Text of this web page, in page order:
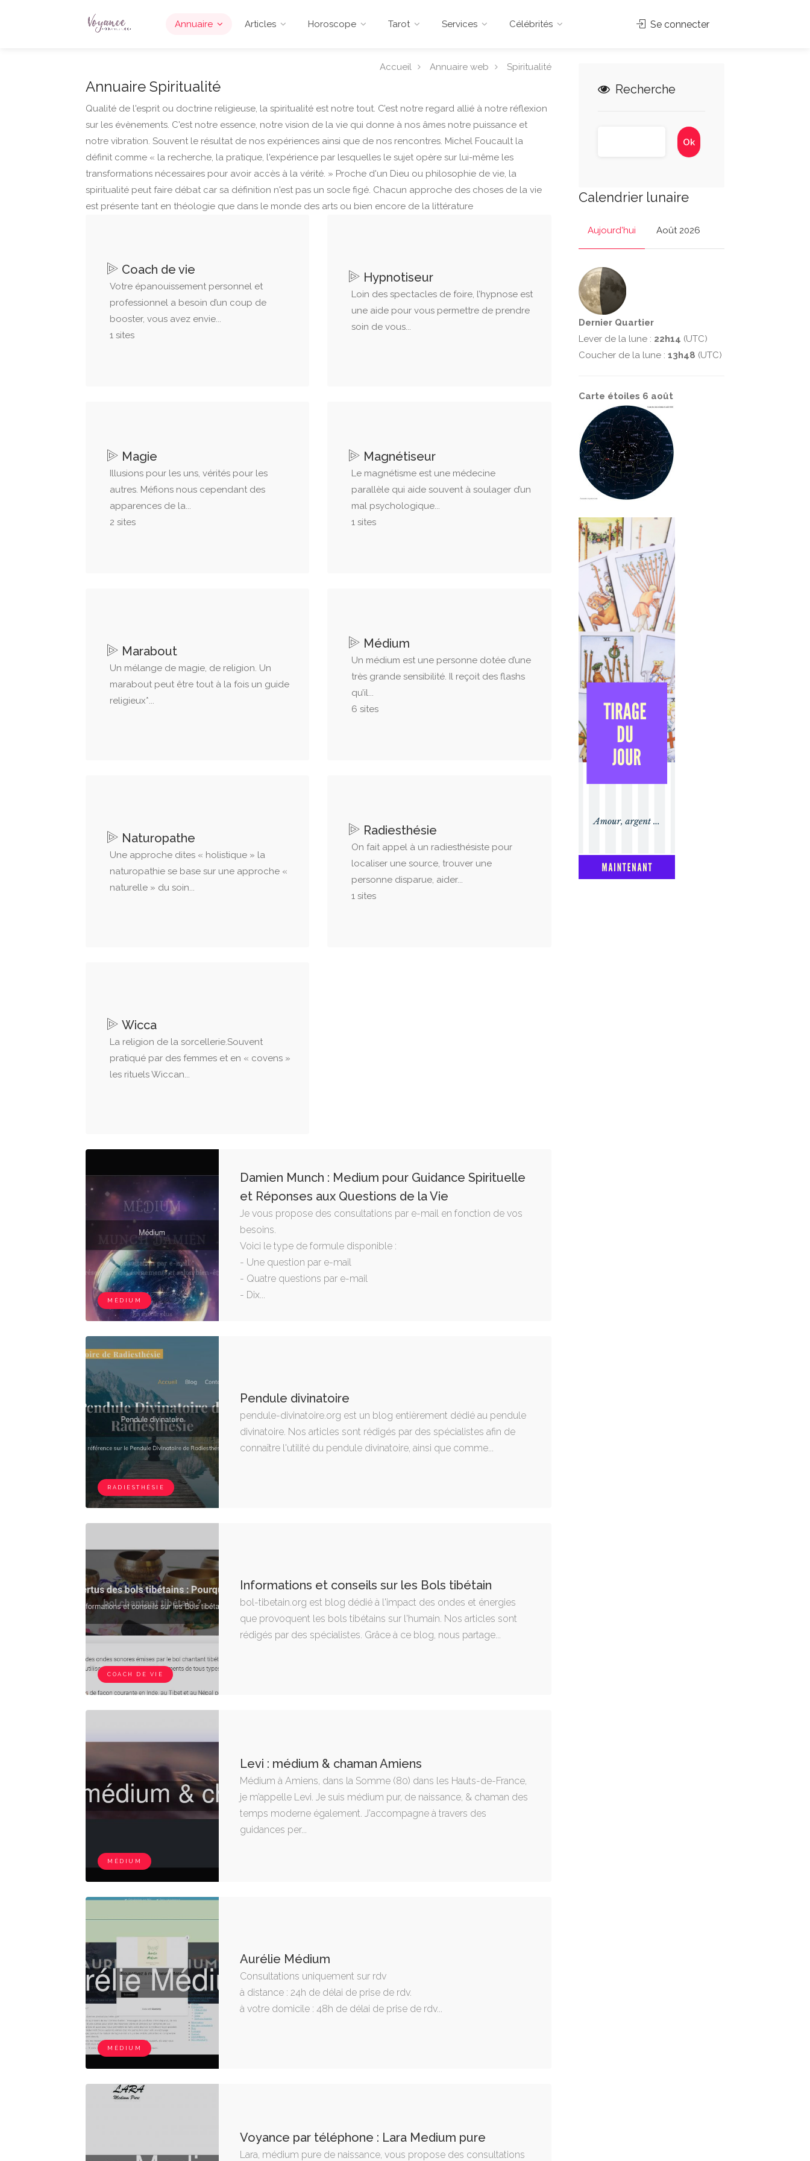
Annuaire Articles Horoscope Tarot Services Célébrités Se connecter
Accueil Annuaire web Spiritualité
Annuaire Spiritualité
Qualité de l'esprit ou doctrine religieuse, la spiritualité est notre tout. C’est notre regard allié à notre réflexion
sur les évènements. C'est notre essence, notre vision de la vie qui donne à nos âmes notre puissance et
notre vibration. Souvent le résultat de nos expériences ainsi que de nos rencontres. Michel Foucault la
définit comme « la recherche, la pratique, l'expérience par lesquelles le sujet opère sur lui-même les
transformations nécessaires pour avoir accès à la vérité. » Proche d'un Dieu ou philosophie de vie, la
spiritualité peut faire débat car sa définition n'est pas un socle figé. Chacun approche des choses de la vie
est présente tant en théologie que dans le monde des arts ou bien encore de la littérature
Coach de vie
Votre épanouissement personnel et
professionnel a besoin d’un coup de
booster, vous avez envie...
1 sites
Hypnotiseur
Loin des spectacles de foire, l’hypnose est
une aide pour vous permettre de prendre
soin de vous...
Magie
Illusions pour les uns, vérités pour les
autres. Méfions nous cependant des
apparences de la...
2 sites
Magnétiseur
Le magnétisme est une médecine
parallèle qui aide souvent à soulager d’un
mal psychologique...
1 sites
Marabout
Un mélange de magie, de religion. Un
marabout peut être tout à la fois un guide
religieux*...
Médium
Un médium est une personne dotée d’une
très grande sensibilité. Il reçoit des flashs
qu’il...
6 sites
Naturopathe
Une approche dites « holistique » la
naturopathie se base sur une approche «
naturelle » du soin...
Radiesthésie
On fait appel à un radiesthésiste pour
localiser une source, trouver une
personne disparue, aider...
1 sites
Wicca
La religion de la sorcellerie.Souvent
pratiqué par des femmes et en « covens »
les rituels Wiccan...
MÉDIUM
Damien Munch : Medium pour Guidance Spirituelle
et Réponses aux Questions de la Vie
Je vous propose des consultations par e-mail en fonction de vos
besoins.
Voici le type de formule disponible :
- Une question par e-mail
- Quatre questions par e-mail
- Dix...
RADIESTHÉSIE
Pendule divinatoire
pendule-divinatoire.org est un blog entièrement dédié au pendule
divinatoire. Nos articles sont rédigés par des spécialistes afin de
connaître l'utilité du pendule divinatoire, ainsi que comme...
COACH DE VIE
Informations et conseils sur les Bols tibétain
bol-tibetain.org est blog dédié à l'impact des ondes et énergies
que provoquent les bols tibétains sur l'humain. Nos articles sont
rédigés par des spécialistes. Grâce à ce blog, nous partage...
MÉDIUM
Levi : médium & chaman Amiens
Médium à Amiens, dans la Somme (80) dans les Hauts-de-France,
je m’appelle Levi. Je suis médium pur, de naissance, & chaman des
temps moderne également. J'accompagne à travers des
guidances per...
MÉDIUM
Aurélie Médium
Consultations uniquement sur rdv
à distance : 24h de délai de prise de rdv.
à votre domicile : 48h de délai de prise de rdv...
Voyance par téléphone : Lara Medium pure
Lara, médium pure de naissance, vous propose des consultations
Recherche
Calendrier lunaire
Aujourd'hui Août 2026
Dernier Quartier
Lever de la lune : 22h14 (UTC)
Coucher de la lune : 13h48 (UTC)
Carte étoiles 6 août